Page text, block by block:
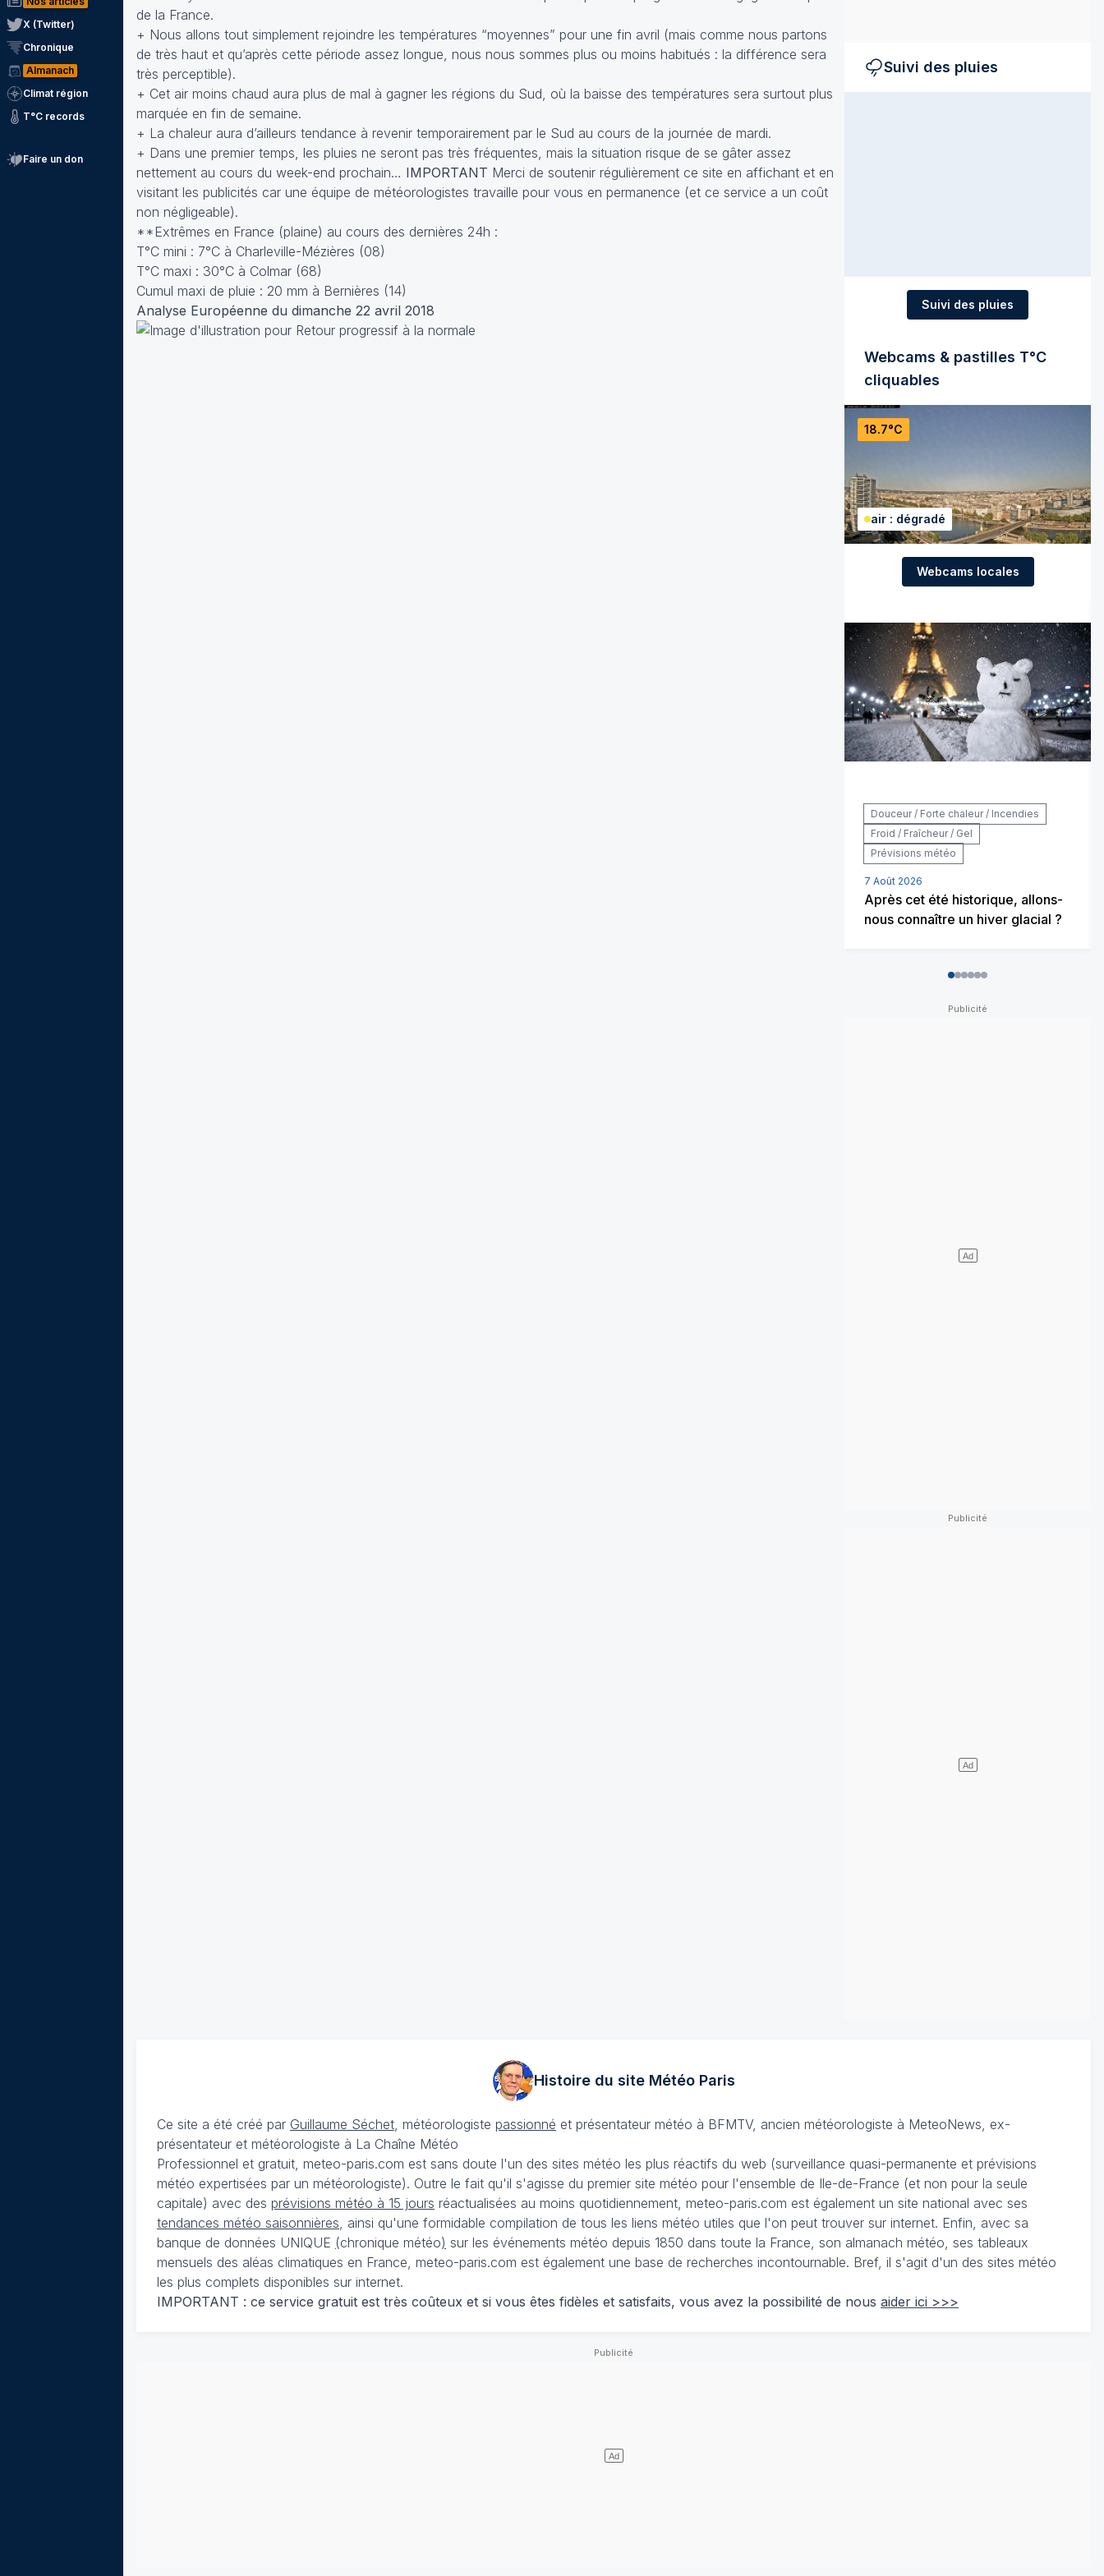
X (Twitter)
Chronique
Almanach
Climat région
T°C records
Faire un don
de la France.
+ Nous allons tout simplement rejoindre les températures “moyennes” pour une fin avril (mais comme nous partons
de très haut et qu’après cette période assez longue, nous nous sommes plus ou moins habitués : la différence sera
très perceptible).
+ Cet air moins chaud aura plus de mal à gagner les régions du Sud, où la baisse des températures sera surtout plus
marquée en fin de semaine.
+ La chaleur aura d’ailleurs tendance à revenir temporairement par le Sud au cours de la journée de mardi.
+ Dans une premier temps, les pluies ne seront pas très fréquentes, mais la situation risque de se gâter assez
nettement au cours du week-end prochain… IMPORTANT Merci de soutenir régulièrement ce site en affichant et en
visitant les publicités car une équipe de météorologistes travaille pour vous en permanence (et ce service a un coût
non négligeable).
**Extrêmes en France (plaine) au cours des dernières 24h :
T°C mini : 7°C à Charleville-Mézières (08)
T°C maxi : 30°C à Colmar (68)
Cumul maxi de pluie : 20 mm à Bernières (14)
Analyse Européenne du dimanche 22 avril 2018
Suivi des pluies
Suivi des pluies
Webcams & pastilles T°C
cliquables
18.7°C
air : dégradé
Webcams locales
Douceur / Forte chaleur / Incendies
Froid / Fraîcheur / Gel
Prévisions météo
7 Août 2026
Après cet été historique, allons-
nous connaître un hiver glacial ?
012345
Histoire du site MétéoParis
Ce site a été créé par Guillaume Séchet , météorologiste passionné et présentateur météo à BFMTV, ancien météorologiste à MeteoNews, ex-
présentateur et météorologiste à La Chaîne Météo
Professionnel et gratuit, meteo-paris.com est sans doute l'un des sites météo les plus réactifs du web (surveillance quasi-permanente et prévisions
météo expertisées par un météorologiste). Outre le fait qu'il s'agisse du premier site météo pour l'ensemble de Ile-de-France (et non pour la seule
capitale) avec des prévisions météo à 15 jours réactualisées au moins quotidiennement, meteo-paris.com est également un site national avec ses
tendances météo saisonnières , ainsi qu'une formidable compilation de tous les liens météo utiles que l'on peut trouver sur internet. Enfin, avec sa
banque de données UNIQUE (chronique météo) sur les événements météo depuis 1850 dans toute la France, son almanach météo, ses tableaux
mensuels des aléas climatiques en France, meteo-paris.com est également une base de recherches incontournable. Bref, il s'agit d'un des sites météo
les plus complets disponibles sur internet.
IMPORTANT : ce service gratuit est très coûteux et si vous êtes fidèles et satisfaits, vous avez la possibilité de nous aider ici >>>